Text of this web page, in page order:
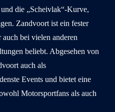
die „Scheivlak“-Kurve,
Zandvoort ist ein fester
bei vielen anderen
beliebt. Abgesehen von
auch als
Events und bietet eine
Motorsportfans als auch